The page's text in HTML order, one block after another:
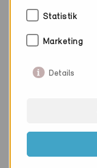
Hergiswil 6052
NW-314
Statistik
Marketing
Details